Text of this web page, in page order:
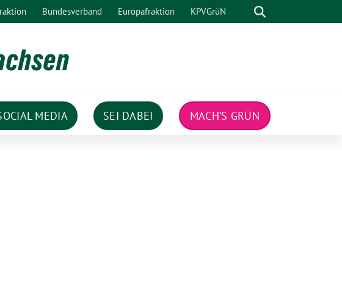
Bundesverband Europafraktion KPVGrüN Suche
MEDIA SEI DABEI MACH’S GRÜN